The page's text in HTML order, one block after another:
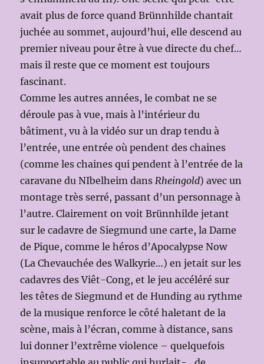
avait plus de force quand Brünnhilde chantait
juchée au sommet, aujourd’hui, elle descend au
premier niveau pour être à vue directe du chef…
mais il reste que ce moment est toujours
fascinant.
Comme les autres années, le combat ne se
déroule pas à vue, mais à l’intérieur du
bâtiment, vu à la vidéo sur un drap tendu à
l’entrée, une entrée où pendent des chaines
(comme les chaines qui pendent à l’entrée de la
caravane du NIbelheim dans Rheingold) avec un
montage très serré, passant d’un personnage à
l’autre. Clairement on voit Brünnhilde jetant
sur le cadavre de Siegmund une carte, la Dame
de Pique, comme le héros d’Apocalypse Now
(La Chevauchée des Walkyrie…) en jetait sur les
cadavres des Viêt-Cong, et le jeu accéléré sur
les têtes de Siegmund et de Hunding au rythme
de la musique renforce le côté haletant de la
scène, mais à l’écran, comme à distance, sans
lui donner l’extrême violence – quelquefois